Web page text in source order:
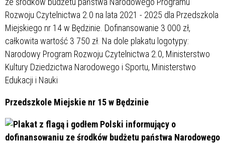
Przedszkole Miejskie nr 15 w Będzinie